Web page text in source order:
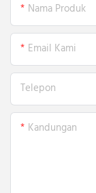
Nama Produk
Email Kami
Telepon
Kandungan